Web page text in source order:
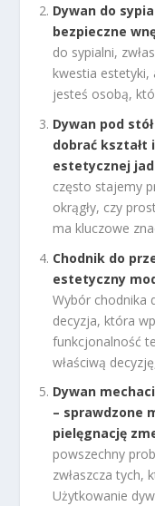
Dywan do
bezpieczne
do sypialni,
kwestia estetyki,
jesteś osobą,
Dywan pod
dobrać
estetycznej
często stajemy
okrągły, czy
ma kluczowe
Chodnik do
estetyczny
Wybór chodnika
decyzja, która
funkcjonalność
właściwą
Dywan
– sprawdzone
pielęgnację
powszechny
zwłaszcza tych,
Użytkowanie